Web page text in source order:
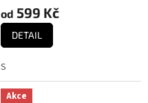
od 599 Kč
DETAIL
S
Akce